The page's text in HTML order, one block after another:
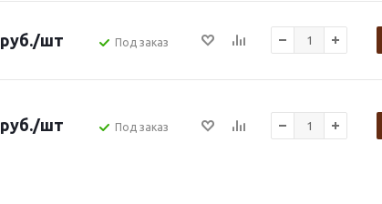
руб./шт Под заказ
руб./шт Под заказ